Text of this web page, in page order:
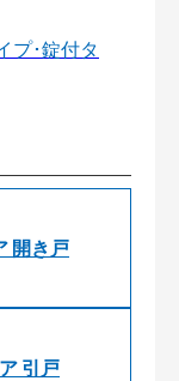
プ･錠付タ
開き戸
引戸